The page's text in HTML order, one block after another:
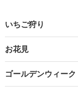
いちご狩り
お花見
ゴールデンウィーク